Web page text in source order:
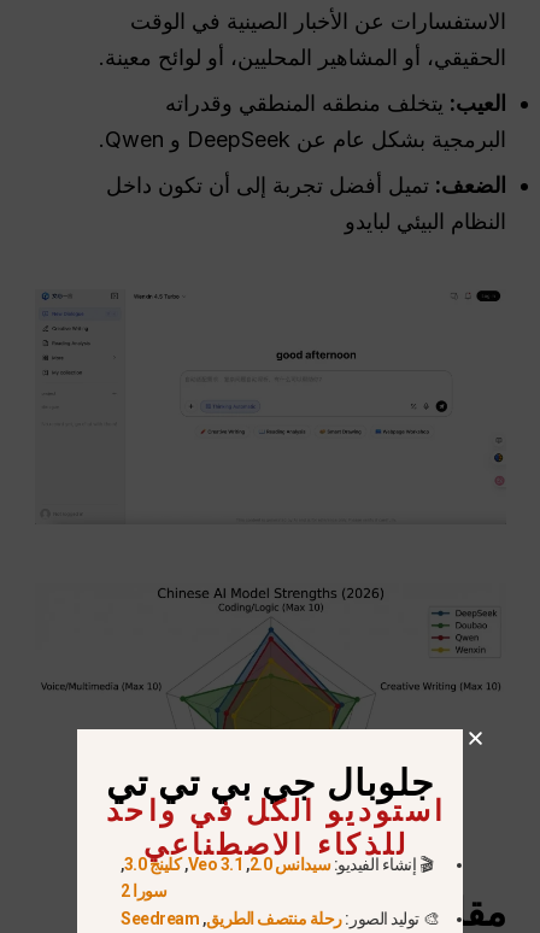
الاستفسارات عن الأخبار الصينية في الوقت
الحقيقي، أو المشاهير المحليين، أو لوائح معينة.
العيب: يتخلف منطقه المنطقي وقدراته
البرمجية بشكل عام عن DeepSeek و Qwen.
الضعف: تميل أفضل تجربة إلى أن تكون داخل
النظام البيئي لبايدو
مقارنة نقدية: الخصوصية
جلوبال جي بي تي تي
استوديو الكل في واحد
للذكاء الاصطناعي
🎬 إنشاء الفيديو:سيدانس 2.0 ,
Veo 3.1
,كلينج 3.0
,
سورا 2
🎨 توليد الصور:رحلة منتصف الطريق,
Seedream